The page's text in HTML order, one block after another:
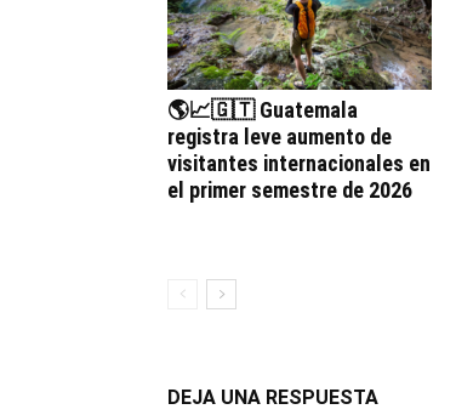
🌎📈🇬🇹 Guatemala
registra leve aumento de
visitantes internacionales en
el primer semestre de 2026
DEJA UNA RESPUESTA